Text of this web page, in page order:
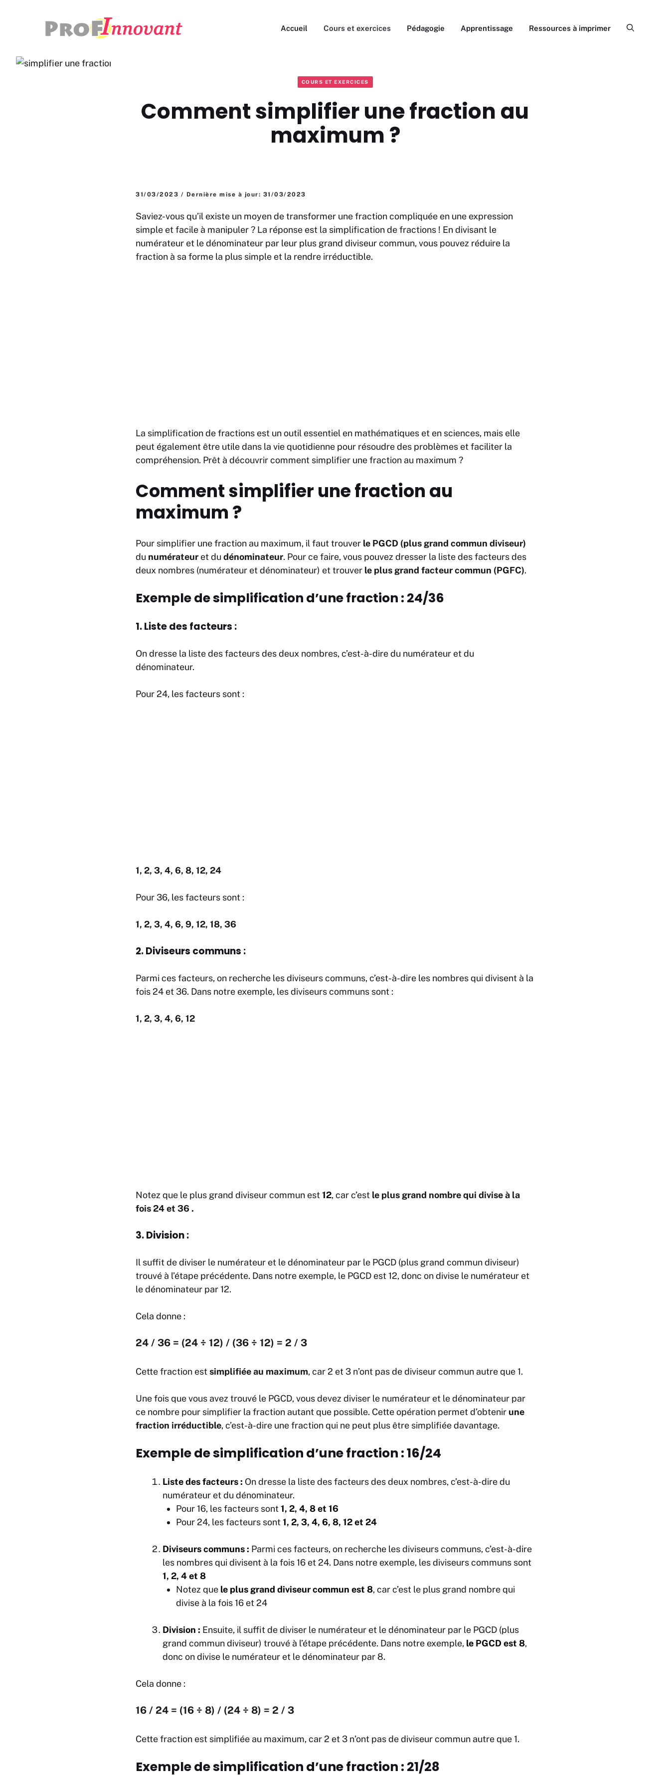
Accueil Cours et exercices Pédagogie Apprentissage Ressources à imprimer
COURS ET EXERCICES
Comment simplifier une fraction au
maximum ?
31/03/2023 / Dernière mise à jour: 31/03/2023
Saviez-vous qu’il existe un moyen de transformer une fraction compliquée en une expression
simple et facile à manipuler ? La réponse est la simplification de fractions ! En divisant le
numérateur et le dénominateur par leur plus grand diviseur commun, vous pouvez réduire la
fraction à sa forme la plus simple et la rendre irréductible.
La simplification de fractions est un outil essentiel en mathématiques et en sciences, mais elle
peut également être utile dans la vie quotidienne pour résoudre des problèmes et faciliter la
compréhension. Prêt à découvrir comment simplifier une fraction au maximum ?
Comment simplifier une fraction au
maximum ?
Pour simplifier une fraction au maximum, il faut trouver le PGCD (plus grand commun diviseur)
du numérateur et du dénominateur. Pour ce faire, vous pouvez dresser la liste des facteurs des
deux nombres (numérateur et dénominateur) et trouver le plus grand facteur commun (PGFC).
Exemple de simplification d’une fraction : 24/36
1. Liste des facteurs :
On dresse la liste des facteurs des deux nombres, c’est-à-dire du numérateur et du
dénominateur.
Pour 24, les facteurs sont :
1, 2, 3, 4, 6, 8, 12, 24
Pour 36, les facteurs sont :
1, 2, 3, 4, 6, 9, 12, 18, 36
2. Diviseurs communs :
Parmi ces facteurs, on recherche les diviseurs communs, c’est-à-dire les nombres qui divisent à la
fois 24 et 36. Dans notre exemple, les diviseurs communs sont :
1, 2, 3, 4, 6, 12
Notez que le plus grand diviseur commun est 12, car c’est le plus grand nombre qui divise à la
fois 24 et 36 .
3. Division :
Il suffit de diviser le numérateur et le dénominateur par le PGCD (plus grand commun diviseur)
trouvé à l’étape précédente. Dans notre exemple, le PGCD est 12, donc on divise le numérateur et
le dénominateur par 12.
Cela donne :
24 / 36 = (24 ÷ 12) / (36 ÷ 12) = 2 / 3
Cette fraction est simplifiée au maximum, car 2 et 3 n’ont pas de diviseur commun autre que 1.
Une fois que vous avez trouvé le PGCD, vous devez diviser le numérateur et le dénominateur par
ce nombre pour simplifier la fraction autant que possible. Cette opération permet d’obtenir une
fraction irréductible, c’est-à-dire une fraction qui ne peut plus être simplifiée davantage.
Exemple de simplification d’une fraction : 16/24
Liste des facteurs : On dresse la liste des facteurs des deux nombres, c’est-à-dire du
numérateur et du dénominateur.
Pour 16, les facteurs sont 1, 2, 4, 8 et 16
Pour 24, les facteurs sont 1, 2, 3, 4, 6, 8, 12 et 24
Diviseurs communs : Parmi ces facteurs, on recherche les diviseurs communs, c’est-à-dire
les nombres qui divisent à la fois 16 et 24. Dans notre exemple, les diviseurs communs sont
1, 2, 4 et 8
Notez que le plus grand diviseur commun est 8, car c’est le plus grand nombre qui
divise à la fois 16 et 24
Division : Ensuite, il suffit de diviser le numérateur et le dénominateur par le PGCD (plus
grand commun diviseur) trouvé à l’étape précédente. Dans notre exemple, le PGCD est 8,
donc on divise le numérateur et le dénominateur par 8.
Cela donne :
16 / 24 = (16 ÷ 8) / (24 ÷ 8) = 2 / 3
Cette fraction est simplifiée au maximum, car 2 et 3 n’ont pas de diviseur commun autre que 1.
Exemple de simplification d’une fraction : 21/28